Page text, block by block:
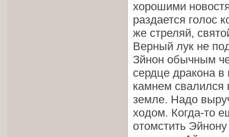
хорошими
раздается голос
же стреляй,
Верный лук не
Зйнон обычным
сердце дракона в
камнем свалился
земле. Надо
ходом. Когда-то
отомстить